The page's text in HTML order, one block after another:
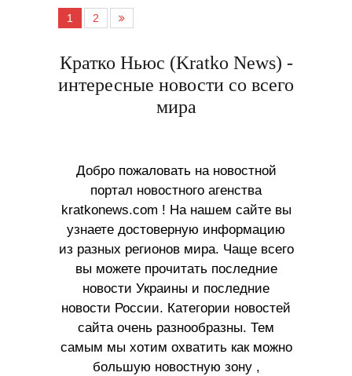
1 2
Кратко Ньюс (Kratko News) -
интересные новости со всего
мира
Добро пожаловать на новостной
портал новостного агенства
kratkonews.com ! На нашем сайте вы
узнаете достоверную информацию
из разных регионов мира. Чаще всего
вы можете прочитать последние
новости Украины и последние
новости России. Категории новостей
сайта очень разнообразны. Тем
самым мы хотим охватить как можно
большую новостную зону ,